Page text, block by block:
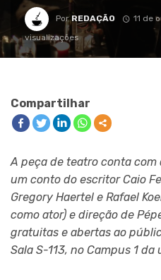
PorREDAÇÃO 11 de
visualizações
Compartilhar
A peça de teatro conta
um conto do escritor Caio
Gregory Haertel e Rafael
como ator) e direção de
gratuitas e abertas ao
Sala S-113, no Campus 1